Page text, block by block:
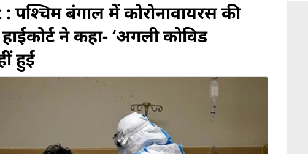
बंगाल में कोरोनावायरस की
ने कहा- ‘अगली कोविड
हुई